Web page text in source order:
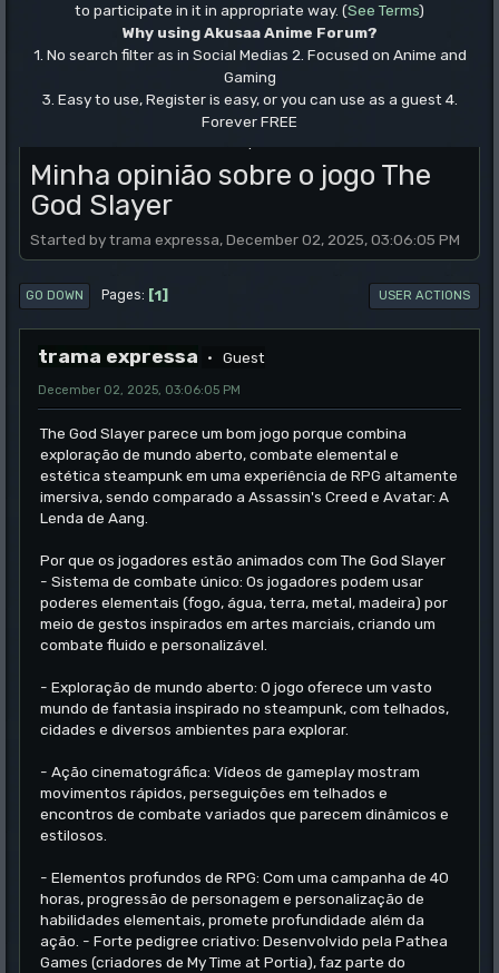
to participate in it in appropriate way. (See Terms)
Why using Akusaa Anime Forum?
1. No search filter as in Social Medias 2. Focused on Anime and
Gaming
3. Easy to use, Register is easy, or you can use as a guest 4.
Forever FREE
Minha opinião sobre o jogo The
God Slayer
Started by trama expressa, December 02, 2025, 03:06:05 PM
GO DOWN Pages 1 USER ACTIONS
trama expressa Guest
December 02, 2025, 03:06:05 PM
The God Slayer parece um bom jogo porque combina
exploração de mundo aberto, combate elemental e
estética steampunk em uma experiência de RPG altamente
imersiva, sendo comparado a Assassin's Creed e Avatar: A
Lenda de Aang.
Por que os jogadores estão animados com The God Slayer
- Sistema de combate único: Os jogadores podem usar
poderes elementais (fogo, água, terra, metal, madeira) por
meio de gestos inspirados em artes marciais, criando um
combate fluido e personalizável.
- Exploração de mundo aberto: O jogo oferece um vasto
mundo de fantasia inspirado no steampunk, com telhados,
cidades e diversos ambientes para explorar.
- Ação cinematográfica: Vídeos de gameplay mostram
movimentos rápidos, perseguições em telhados e
encontros de combate variados que parecem dinâmicos e
estilosos.
- Elementos profundos de RPG: Com uma campanha de 40
horas, progressão de personagem e personalização de
habilidades elementais, promete profundidade além da
ação. - Forte pedigree criativo: Desenvolvido pela Pathea
Games (criadores de My Time at Portia), faz parte do